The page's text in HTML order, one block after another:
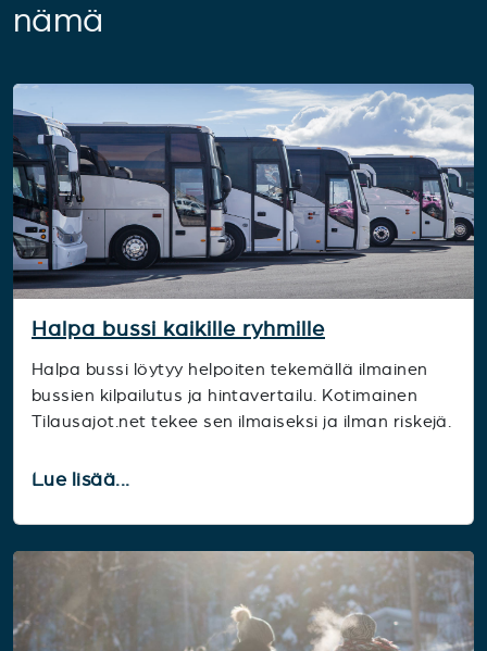
nämä
Halpa bussi kaikille ryhmille
Halpa bussi löytyy helpoiten tekemällä ilmainen
bussien kilpailutus ja hintavertailu. Kotimainen
Tilausajot.net tekee sen ilmaiseksi ja ilman riskejä.
Lue lisää...